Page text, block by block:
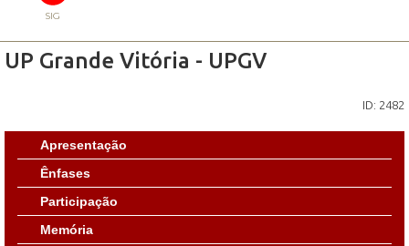
SIG
UP Grande Vitória - UPGV
ID: 2482
Apresentação
Ênfases
Participação
Memória